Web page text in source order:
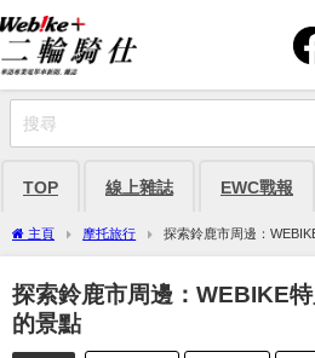
TOP 線上雜誌 EWC戰報
主頁 摩托旅行 探索鈴鹿市周邊：
探索鈴鹿市周邊：WEBIKE
的景點